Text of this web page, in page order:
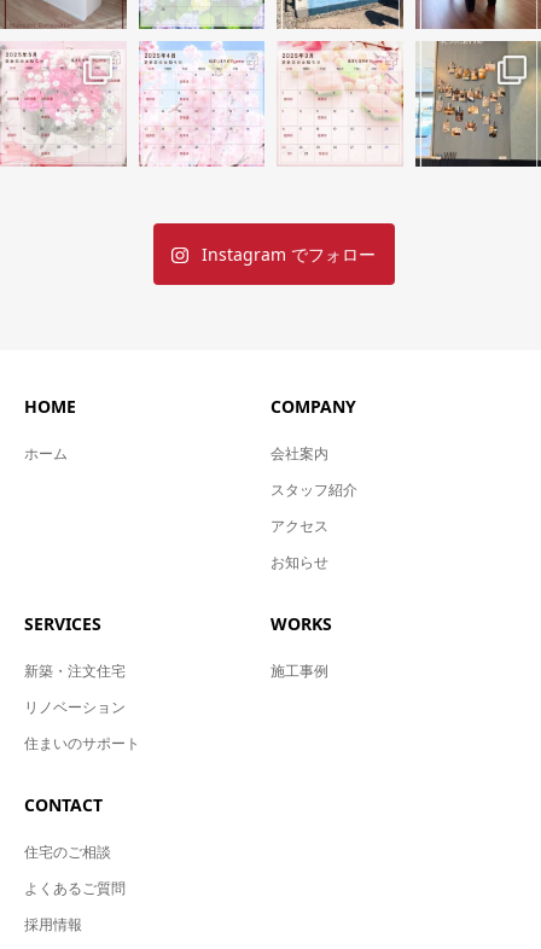
Instagram でフォロー
HOME
ホーム
COMPANY
会社案内
スタッフ紹介
アクセス
お知らせ
SERVICES
新築・注文住宅
リノベーション
住まいのサポート
WORKS
施工事例
CONTACT
住宅のご相談
よくあるご質問
採用情報